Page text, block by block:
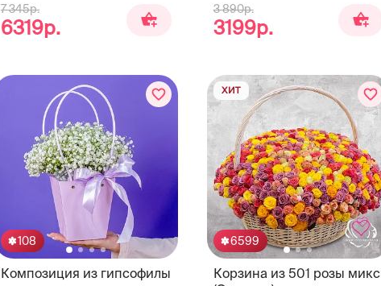
7 345р.
6319р.
3 890р.
3199р.
108
Композиция из гипсофилы
6599
Корзина из 501 розы микс
ХИТ